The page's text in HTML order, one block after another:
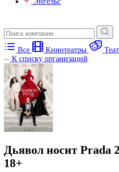
Все Кинотеатры
К списку организаций
Дьявол носит Prada
18+